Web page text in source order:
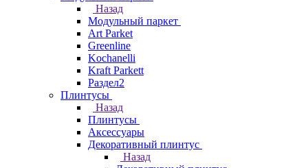
Назад
Модульный паркет
Art Parket
Greenline
Kochanelli
Kraft Parkett
Раздел2
Плинтусы
Назад
Плинтусы
Аксессуары
Декоративный плинтус
Назад